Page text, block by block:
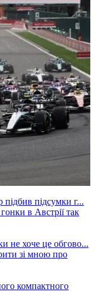
в Австрії так
зі мною про